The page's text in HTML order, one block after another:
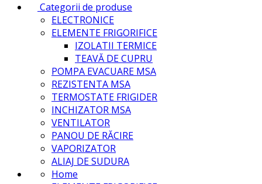
Categorii de produse
ELECTRONICE
ELEMENTE FRIGORIFICE
IZOLATII TERMICE
TEAVĂ DE CUPRU
POMPA EVACUARE MSA
REZISTENTA MSA
TERMOSTATE FRIGIDER
INCHIZATOR MSA
VENTILATOR
PANOU DE RĂCIRE
VAPORIZATOR
ALIAJ DE SUDURA
Home